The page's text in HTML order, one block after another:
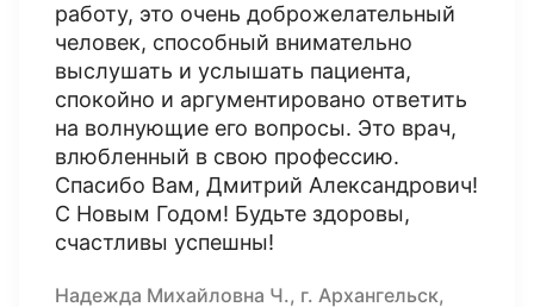
работу, это очень доброжелательный
человек, способный внимательно
выслушать и услышать пациента,
спокойно и аргументировано ответить
на волнующие его вопросы. Это врач,
влюбленный в свою профессию.
Спасибо Вам, Дмитрий Александрович!
С Новым Годом! Будьте здоровы,
счастливы успешны!
Надежда Михайловна Ч., г. Архангельск,